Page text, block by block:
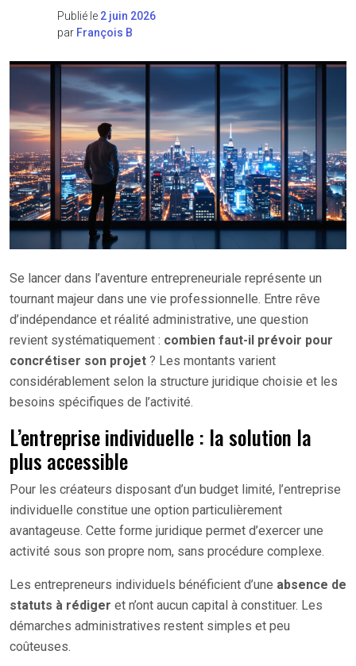
Publié le 2 juin 2026
par François B
Se lancer dans l’aventure entrepreneuriale représente un
tournant majeur dans une vie professionnelle. Entre rêve
d’indépendance et réalité administrative, une question
revient systématiquement : combien faut-il prévoir pour
concrétiser son projet ? Les montants varient
considérablement selon la structure juridique choisie et les
besoins spécifiques de l’activité.
L’entreprise individuelle : la solution la
plus accessible
Pour les créateurs disposant d’un budget limité, l’entreprise
individuelle constitue une option particulièrement
avantageuse. Cette forme juridique permet d’exercer une
activité sous son propre nom, sans procédure complexe.
Les entrepreneurs individuels bénéficient d’une absence de
statuts à rédiger et n’ont aucun capital à constituer. Les
démarches administratives restent simples et peu
coûteuses.